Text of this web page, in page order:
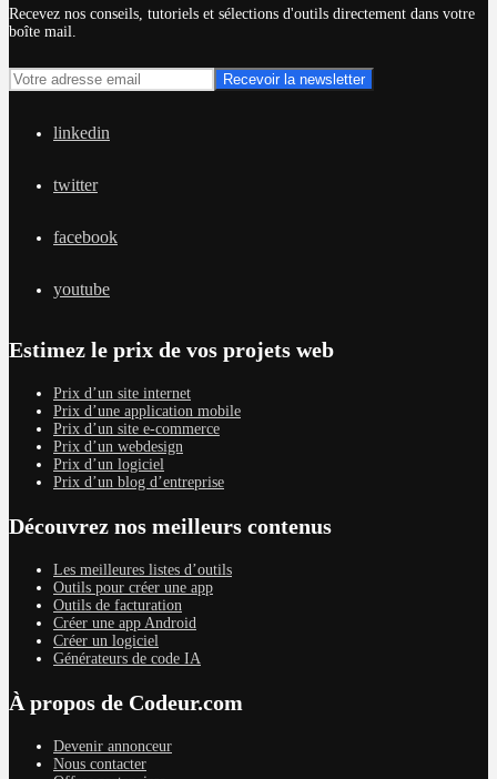
Recevez nos conseils, tutoriels et sélections d'outils directement dans votre
boîte mail.
linkedin
twitter
facebook
youtube
Estimez le prix de vos projets web
Prix d’un site internet
Prix d’une application mobile
Prix d’un site e-commerce
Prix d’un webdesign
Prix d’un logiciel
Prix d’un blog d’entreprise
Découvrez nos meilleurs contenus
Les meilleures listes d’outils
Outils pour créer une app
Outils de facturation
Créer une app Android
Créer un logiciel
Générateurs de code IA
À propos de Codeur.com
Devenir annonceur
Nous contacter